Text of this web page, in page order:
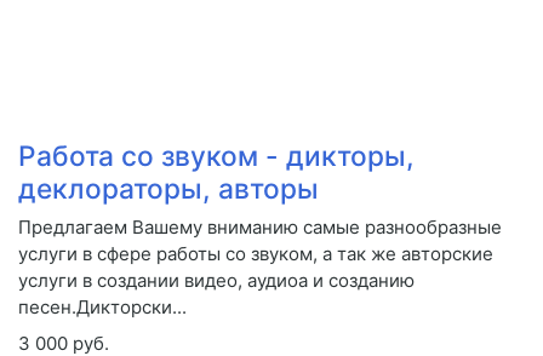
Работа со звуком - дикторы,
деклораторы, авторы
Предлагаем Вашему вниманию самые разнообразные
услуги в сфере работы со звуком, а так же авторские
услуги в создании видео, аудиоа и созданию
песен.Дикторски...
3 000 руб.